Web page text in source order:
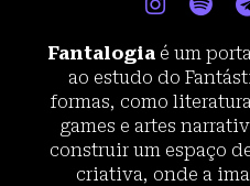
Fantalogia é um
ao estudo do
formas, como
games e artes
construir um espaço
criativa, onde a